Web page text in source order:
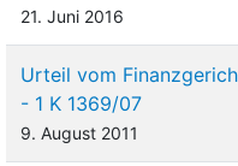
21. Juni 2016
Urteil vom
- 1 K 1369/07
9. August 2011